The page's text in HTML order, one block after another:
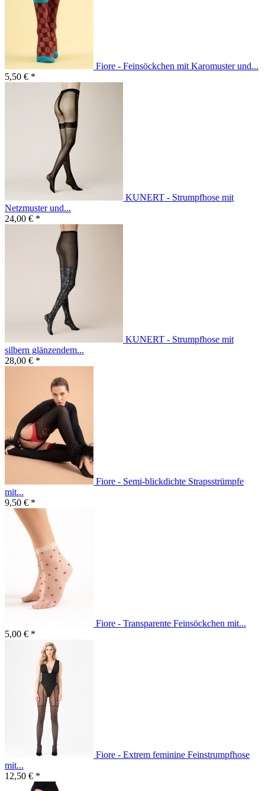
Fiore - Feinsöckchen mit Karomuster und...
5,50 € *
KUNERT - Strumpfhose mit
Netzmuster und...
24,00 € *
KUNERT - Strumpfhose mit
silbern glänzendem...
28,00 € *
Fiore - Semi-blickdichte Strapsstrümpfe
mit...
9,50 € *
Fiore - Transparente Feinsöckchen mit...
5,00 € *
Fiore - Extrem feminine Feinstrumpfhose
mit...
12,50 € *